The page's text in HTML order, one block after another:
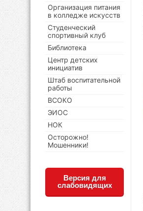
Организация питания
в колледже искусств
Студенческий
спортивный клуб
Библиотека
Центр детских
инициатив
Штаб воспитательной
работы
ВСОКО
ЭИОС
НОК
Осторожно!
Мошенники!
Версия для
слабовидящих